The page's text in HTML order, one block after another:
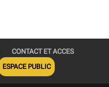
CONTACT ET ACCES
ESPACE PUBLIC